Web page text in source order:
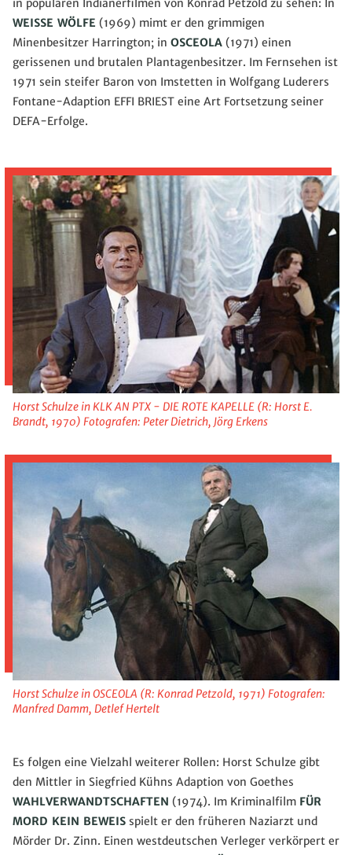
in populären Indianerfilmen von Konrad Petzold zu sehen: In
WEISSE WÖLFE (1969) mimt er den grimmigen
Minenbesitzer Harrington; in OSCEOLA (1971) einen
gerissenen und brutalen Plantagenbesitzer. Im Fernsehen ist
1971 sein steifer Baron von Imstetten in Wolfgang Luderers
Fontane-Adaption EFFI BRIEST eine Art Fortsetzung seiner
DEFA-Erfolge.
Horst Schulze in KLK AN PTX - DIE ROTE KAPELLE (R: Horst E.
Brandt, 1970) Fotografen: Peter Dietrich, Jörg Erkens
Horst Schulze in OSCEOLA (R: Konrad Petzold, 1971) Fotografen:
Manfred Damm, Detlef Hertelt
Es folgen eine Vielzahl weiterer Rollen: Horst Schulze gibt
den Mittler in Siegfried Kühns Adaption von Goethes
WAHLVERWANDTSCHAFTEN (1974). Im Kriminalfilm FÜR
MORD KEIN BEWEIS spielt er den früheren Naziarzt und
Mörder Dr. Zinn. Einen westdeutschen Verleger verkörpert er